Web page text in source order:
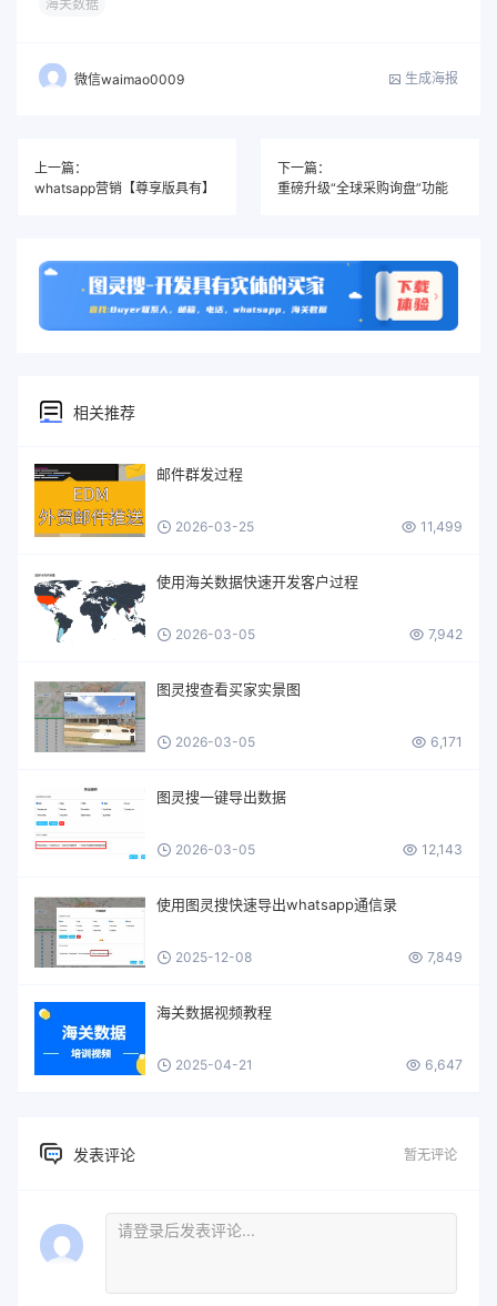
海关数据
微信waimao0009 生成海报
上一篇：
whatsapp营销【尊享版具有】
下一篇：
重磅升级“全球采购询盘”功能
相关推荐
邮件群发过程
2026-03-25 11,499
使用海关数据快速开发客户过程
2026-03-05 7,942
图灵搜查看买家实景图
2026-03-05 6,171
图灵搜一键导出数据
2026-03-05 12,143
使用图灵搜快速导出whatsapp通信录
2025-12-08 7,849
海关数据视频教程
2025-04-21 6,647
发表评论 暂无评论